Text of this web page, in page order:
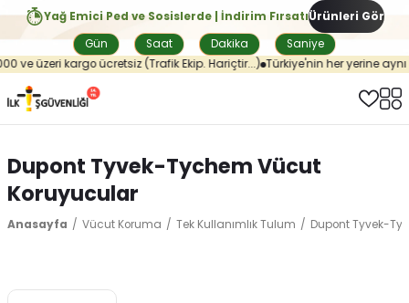
Yağ Emici Ped ve Sosislerde | İndirim Fırsatı
Gün
Saat Dakika Saniye
Ürünleri Gör
ve üzeri kargo ücretsiz (Trafik Ekip. Hariçtir...) Türkiye'nin her yerine aynı
Dupont Tyvek-Tychem Vücut
Koruyucular
Anasayfa Vücut Koruma Tek Kullanımlık Tulum Dupont Tyvek-